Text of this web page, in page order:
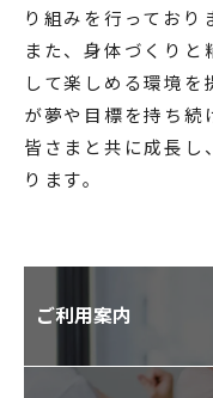
り組みを行っており
また、身体づくりと
して楽しめる環境を
が夢や目標を持ち続
皆さまと共に成長し
ります。
ご利用案内